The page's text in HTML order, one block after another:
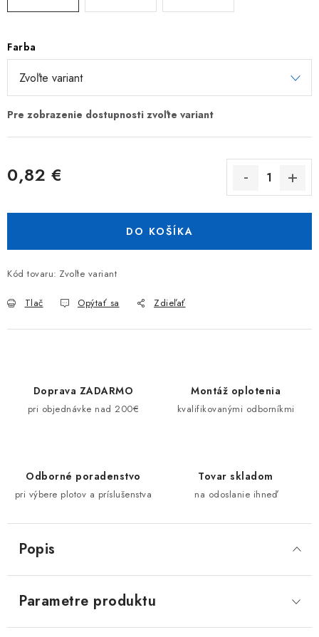
Podmienky ochrany osobných údajov
Formulár na odstúpenie od zmluvy
Reklamačný formulár
Kontakt
Farba
0,82 €
DO KOŠÍKA
Kód tovaru: Zvoľte variant
Tlač Opýtať sa Zdieľať
Doprava ZADARMO
pri objednávke nad 200€
Montáž oplotenia
kvalifikovanými odborníkmi
Odborné poradenstvo
pri výbere plotov a príslušenstva
Tovar skladom
na odoslanie ihneď
Popis
Parametre produktu